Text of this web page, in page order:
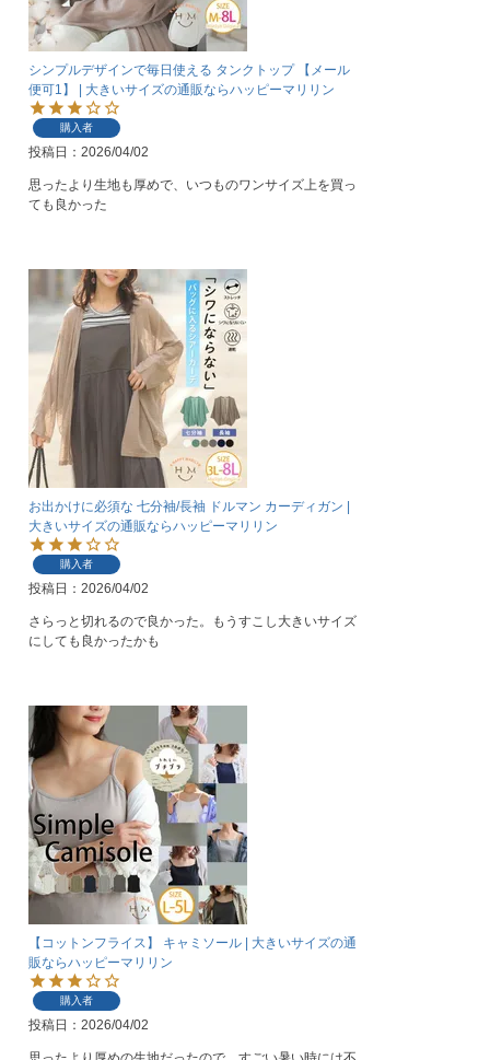
シンプルデザインで毎日使える タンクトップ 【メール
便可1】 | 大きいサイズの通販ならハッピーマリリン
購入者
投稿日 2026/04/02
思ったより生地も厚めで、いつものワンサイズ上を買っ
ても良かった
お出かけに必須な 七分袖/長袖 ドルマン カーディガン |
大きいサイズの通販ならハッピーマリリン
購入者
投稿日 2026/04/02
さらっと切れるので良かった。もうすこし大きいサイズ
にしても良かったかも
【コットンフライス】 キャミソール | 大きいサイズの通
販ならハッピーマリリン
購入者
投稿日 2026/04/02